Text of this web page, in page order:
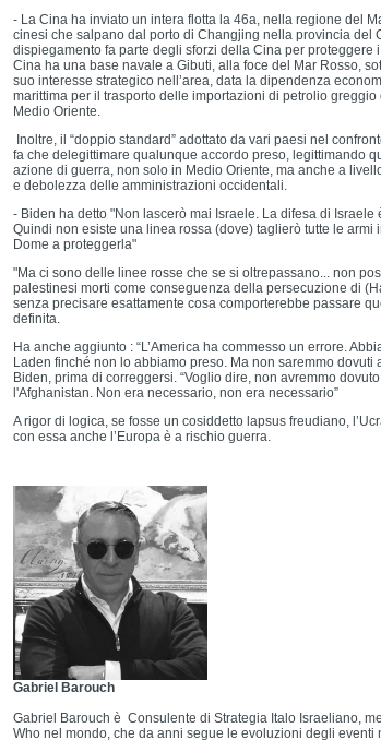
- La Cina ha inviato un intera flotta la 46a, nella regione del
cinesi che salpano dal porto di Changjing nella provincia del
dispiegamento fa parte degli sforzi della Cina per proteggere
Cina ha una base navale a Gibuti, alla foce del Mar Rosso,
suo interesse strategico nell’area, data la dipendenza
marittima per il trasporto delle importazioni di petrolio greggio
Medio Oriente.
Inoltre, il “doppio standard” adottato da vari paesi nel
fa che delegittimare qualunque accordo preso, legittimando
azione di guerra, non solo in Medio Oriente, ma anche a
e debolezza delle amministrazioni occidentali.
- Biden ha detto "Non lascerò mai Israele. La difesa di Israele
Quindi non esiste una linea rossa (dove) taglierò tutte le armi
Dome a proteggerla"
"Ma ci sono delle linee rosse che se si oltrepassano... non
palestinesi morti come conseguenza della persecuzione di
senza precisare esattamente cosa comporterebbe passare
definita.
Ha anche aggiunto : “L’America ha commesso un errore.
Laden finché non lo abbiamo preso. Ma non saremmo dovuti
Biden, prima di correggersi. “Voglio dire, non avremmo
l'Afghanistan. Non era necessario, non era necessario”
A rigor di logica, se fosse un cosiddetto lapsus freudiano,
con essa anche l’Europa è a rischio guerra.
Gabriel Barouch
Gabriel Barouch è Consulente di Strategia Italo Israeliano,
Who nel mondo, che da anni segue le evoluzioni degli eventi